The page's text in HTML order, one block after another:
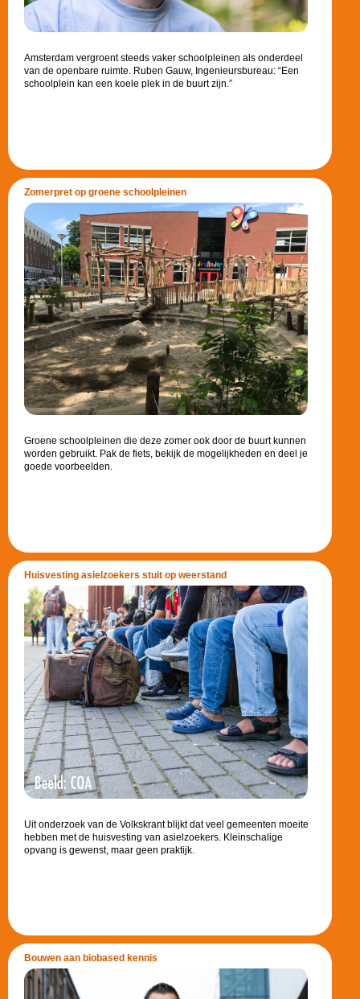
Amsterdam vergroent steeds vaker schoolpleinen als onderdeel
van de openbare ruimte. Ruben Gauw, Ingenieursbureau: “Een
schoolplein kan een koele plek in de buurt zijn.”
Zomerpret op groene schoolpleinen
Groene schoolpleinen die deze zomer ook door de buurt kunnen
worden gebruikt. Pak de fiets, bekijk de mogelijkheden en deel je
goede voorbeelden.
Huisvesting asielzoekers stuit op weerstand
Uit onderzoek van de Volkskrant blijkt dat veel gemeenten moeite
hebben met de huisvesting van asielzoekers. Kleinschalige
opvang is gewenst, maar geen praktijk.
Bouwen aan biobased kennis